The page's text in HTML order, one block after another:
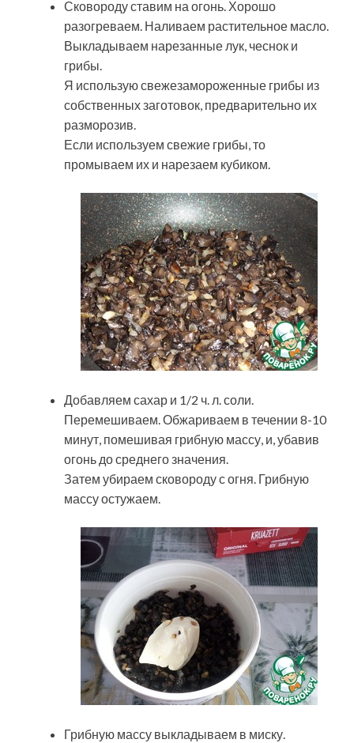
Сковороду ставим на огонь. Хорошо
разогреваем. Наливаем растительное масло.
Выкладываем нарезанные лук, чеснок и
грибы.
Я использую свежезамороженные грибы из
собственных заготовок, предварительно их
разморозив.
Если используем свежие грибы, то
промываем их и нарезаем кубиком.
Добавляем сахар и 1/2 ч. л. соли.
Перемешиваем. Обжариваем в течении 8-10
минут, помешивая грибную массу, и, убавив
огонь до среднего значения.
Затем убираем сковороду с огня. Грибную
массу остужаем.
Грибную массу выкладываем в миску.